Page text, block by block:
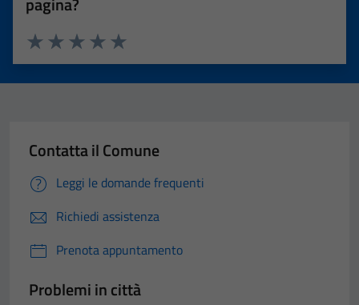
Valuta 5 stelle su 5
Valuta 4 stelle su 5
Valuta 3 stelle su 5
Valuta 2 stelle su 5
Valuta 1 stelle su 5
Contatta il Comune
Leggi le domande frequenti
Richiedi assistenza
Prenota appuntamento
Problemi in città